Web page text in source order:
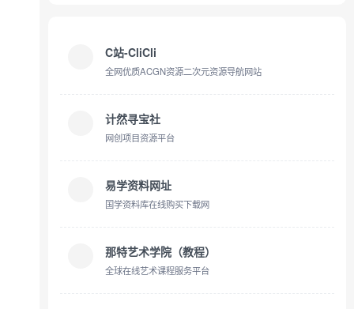
C站-CliCli
全网优质ACGN资源二次元资源导航网站
计然寻宝社
网创项目资源平台
易学资料网址
国学资料库在线购买下载网
那特艺术学院（教程）
全球在线艺术课程服务平台